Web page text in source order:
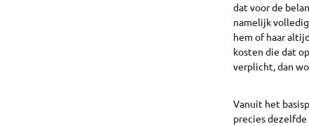
dat voor de
namelijk
hem of haar
kosten die dat
verplicht, dan
Vanuit het
precies dezelfde